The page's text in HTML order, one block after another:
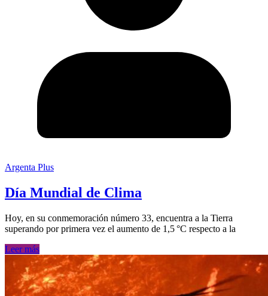
Argenta Plus
Día Mundial de Clima
Hoy, en su conmemoración número 33, encuentra a la Tierra
superando por primera vez el aumento de 1,5 °C respecto a la
Leer más